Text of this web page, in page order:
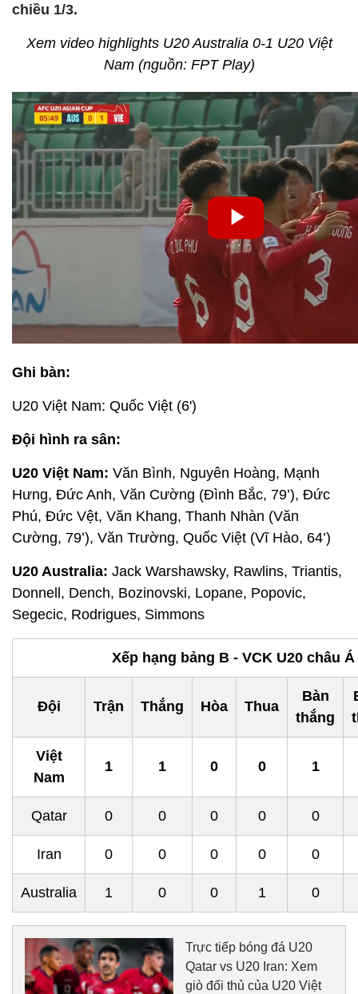
chiều 1/3.
Xem video highlights U20 Australia 0-1 U20 Việt
Nam (nguồn: FPT Play)
Ghi bàn:
U20 Việt Nam: Quốc Việt (6')
Đội hình ra sân:
U20 Việt Nam: Văn Bình, Nguyên Hoàng, Mạnh
Hưng, Đức Anh, Văn Cường (Đình Bắc, 79’), Đức
Phú, Đức Vệt, Văn Khang, Thanh Nhàn (Văn
Cường, 79’), Văn Trường, Quốc Việt (Vĩ Hào, 64’)
U20 Australia: Jack Warshawsky, Rawlins, Triantis,
Donnell, Dench, Bozinovski, Lopane, Popovic,
Segecic, Rodrigues, Simmons
Xếp hạng bảng B - VCK U20 châu Á
Đội Trận Thắng Hòa Thua
Bàn
thắng
Việt
Nam
1 1 0 0 1
Qatar 0 0 0 0 0
Iran 0 0 0 0 0
Australia 1 0 0 1 0
Trực tiếp bóng đá U20
Qatar vs U20 Iran: Xem
giò đối thủ của U20 Việt